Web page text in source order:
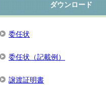
ダウンロード
委任状
委任状（記載例）
譲渡証明書